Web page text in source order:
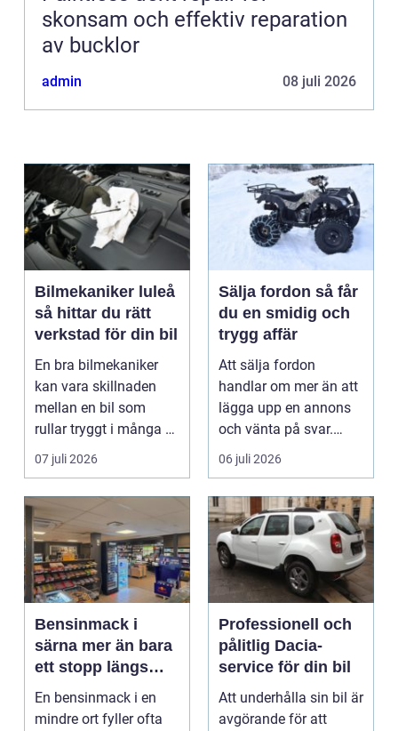
skonsam och effektiv reparation
av bucklor
admin 08 juli 2026
Bilmekaniker luleå
så hittar du rätt
verkstad för din bil
En bra bilmekaniker
kan vara skillnaden
mellan en bil som
rullar tryggt i många år
och återkommande ...
07 juli 2026
Sälja fordon så får
du en smidig och
trygg affär
Att sälja fordon
handlar om mer än att
lägga upp en annons
och vänta på svar.
Många vill få en bra
p...
06 juli 2026
Bensinmack i
särna mer än bara
ett stopp längs
vägen
En bensinmack i en
mindre ort fyller ofta
Professionell och
pålitlig Dacia-
service för din bil
Att underhålla sin bil är
avgörande för att